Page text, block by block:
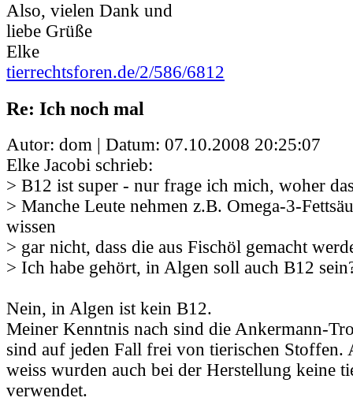
Also, vielen Dank und
liebe Grüße
Elke
tierrechtsforen.de/2/586/6812
Re: Ich noch mal
Autor: dom | Datum: 07.10.2008 20:25:07
Elke Jacobi schrieb:
> B12 ist super - nur frage ich mich, woher
> Manche Leute nehmen z.B. Omega-3-
wissen
> gar nicht, dass die aus Fischöl gemacht
> Ich habe gehört, in Algen soll auch B12
Nein, in Algen ist kein B12.
Meiner Kenntnis nach sind die Ankermann-
sind auf jeden Fall frei von tierischen Stoffen.
weiss wurden auch bei der Herstellung keine
verwendet.